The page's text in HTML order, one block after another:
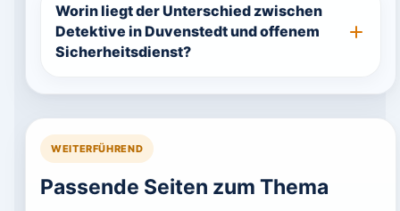
Worin liegt der Unterschied zwischen
Detektive in Duvenstedt und offenem
Sicherheitsdienst?
WEITERFÜHREND
Passende Seiten zum Thema